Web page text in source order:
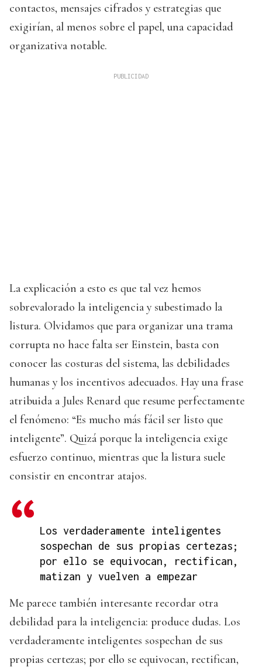
contactos, mensajes cifrados y estrategias que
exigirían, al menos sobre el papel, una capacidad
organizativa notable.
La explicación a esto es que tal vez hemos
sobrevalorado la inteligencia y subestimado la
listura. Olvidamos que para organizar una trama
corrupta no hace falta ser Einstein, basta con
conocer las costuras del sistema, las debilidades
humanas y los incentivos adecuados. Hay una frase
atribuida a Jules Renard que resume perfectamente
el fenómeno: “Es mucho más fácil ser listo que
inteligente”. Quizá porque la inteligencia exige
esfuerzo continuo, mientras que la listura suele
consistir en encontrar atajos.
Los verdaderamente inteligentes
sospechan de sus propias certezas;
por ello se equivocan, rectifican,
matizan y vuelven a empezar
Me parece también interesante recordar otra
debilidad para la inteligencia: produce dudas. Los
verdaderamente inteligentes sospechan de sus
propias certezas; por ello se equivocan, rectifican,